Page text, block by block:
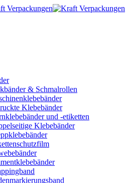
& Schmalrollen
Klebebänder
und -etiketten
Klebebänder